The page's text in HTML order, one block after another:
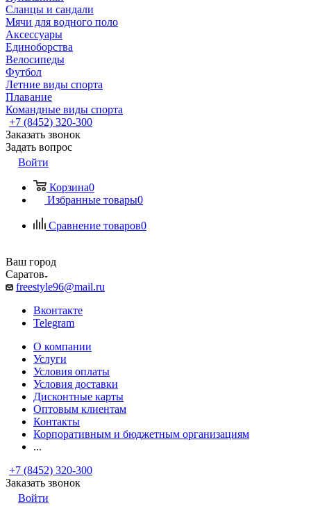
Сланцы и сандали
Мячи для водного поло
Аксессуары
Единоборства
Велосипеды
Футбол
Летние виды спорта
Плавание
Командные виды спорта
+7 (8452) 320-300
Заказать звонок
Задать вопрос
Войти
Корзина0
Избранные товары0
Сравнение товаров0
Ваш город
Саратов
freestyle96@mail.ru
Вконтакте
Telegram
О компании
Услуги
Условия оплаты
Условия доставки
Дисконтные карты
Оптовым клиентам
Контакты
Корпоративным и бюджетным организациям
...
+7 (8452) 320-300
Заказать звонок
Войти